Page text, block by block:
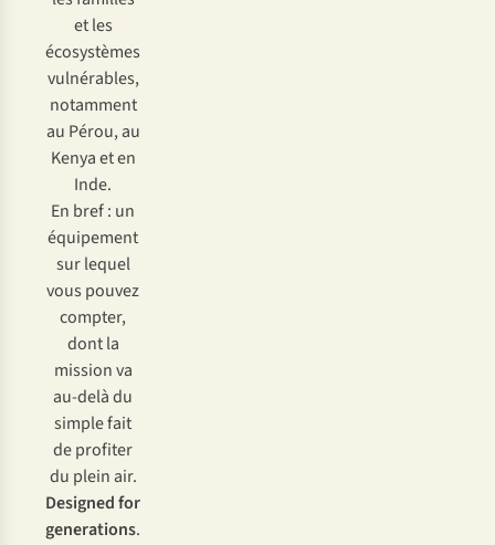
et les
écosystèmes
vulnérables,
notamment
au Pérou, au
Kenya et en
Inde.
En bref : un
équipement
sur lequel
vous pouvez
compter,
dont la
mission va
au-delà du
simple fait
de profiter
du plein air.
Designed for
generations.